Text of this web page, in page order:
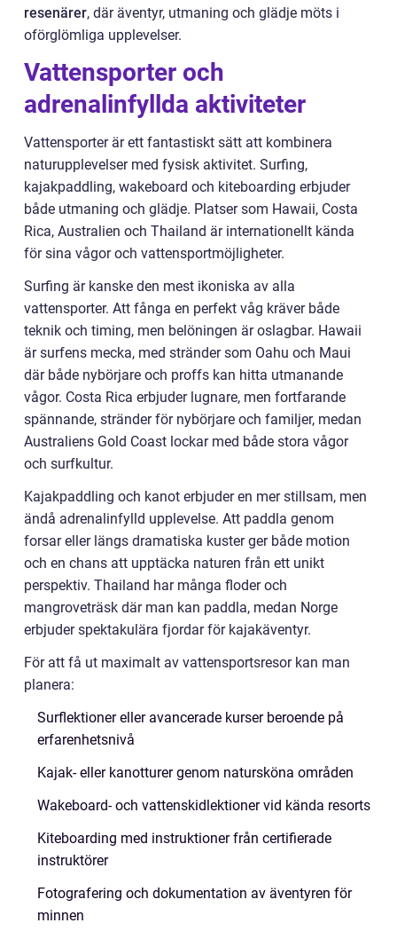
resenärer, där äventyr, utmaning och glädje möts i
oförglömliga upplevelser.
Vattensporter och
adrenalinfyllda aktiviteter
Vattensporter är ett fantastiskt sätt att kombinera
naturupplevelser med fysisk aktivitet. Surfing,
kajakpaddling, wakeboard och kiteboarding erbjuder
både utmaning och glädje. Platser som Hawaii, Costa
Rica, Australien och Thailand är internationellt kända
för sina vågor och vattensportmöjligheter.
Surfing är kanske den mest ikoniska av alla
vattensporter. Att fånga en perfekt våg kräver både
teknik och timing, men belöningen är oslagbar. Hawaii
är surfens mecka, med stränder som Oahu och Maui
där både nybörjare och proffs kan hitta utmanande
vågor. Costa Rica erbjuder lugnare, men fortfarande
spännande, stränder för nybörjare och familjer, medan
Australiens Gold Coast lockar med både stora vågor
och surfkultur.
Kajakpaddling och kanot erbjuder en mer stillsam, men
ändå adrenalinfylld upplevelse. Att paddla genom
forsar eller längs dramatiska kuster ger både motion
och en chans att upptäcka naturen från ett unikt
perspektiv. Thailand har många floder och
mangroveträsk där man kan paddla, medan Norge
erbjuder spektakulära fjordar för kajakäventyr.
För att få ut maximalt av vattensportsresor kan man
planera:
Surflektioner eller avancerade kurser beroende på
erfarenhetsnivå
Kajak- eller kanotturer genom natursköna områden
Wakeboard- och vattenskidlektioner vid kända resorts
Kiteboarding med instruktioner från certifierade
instruktörer
Fotografering och dokumentation av äventyren för
minnen